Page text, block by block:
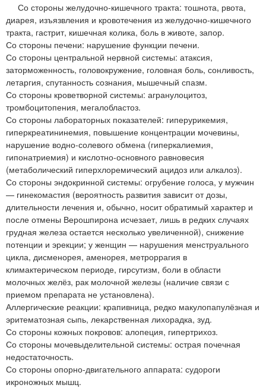
Со стороны желудочно-кишечного тракта: тошнота, рвота,
диарея, изъязвления и кровотечения из желудочно-кишечного
тракта, гастрит, кишечная колика, боль в животе, запор.
Со стороны печени: нарушение функции печени.
Со стороны центральной нервной системы: атаксия,
заторможенность, головокружение, головная боль, сонливость,
летаргия, спутанность сознания, мышечный спазм.
Со стороны кроветворной системы: агранулоцитоз,
тромбоцитопения, мегалобластоз.
Со стороны лабораторных показателей: гиперурикемия,
гиперкреатининемия, повышение концентрации мочевины,
нарушение водно-солевого обмена (гиперкалиемия,
гипонатриемия) и кислотно-основного равновесия
(метаболический гиперхлоремический ацидоз или алкалоз).
Со стороны эндокринной системы: огрубение голоса, у мужчин
— гинекомастия (вероятность развития зависит от дозы,
длительности лечения и, обычно, носит обратимый характер и
после отмены Верошпирона исчезает, лишь в редких случаях
грудная железа остается несколько увеличенной), снижение
потенции и эрекции; у женщин — нарушения менструального
цикла, дисменорея, аменорея, метроррагия в
климактерическом периоде, гирсутизм, боли в области
молочных желёз, рак молочной железы (наличие связи с
приемом препарата не установлена).
Аллергические реакции: крапивница, редко макулопапулёзная и
эритематозная сыпь, лекарственная лихорадка, зуд.
Со стороны кожных покровов: алопеция, гипертрихоз.
Со стороны мочевыделительной системы: острая почечная
недостаточность.
Со стороны опорно-двигательного аппарата: судороги
икроножных мышц.